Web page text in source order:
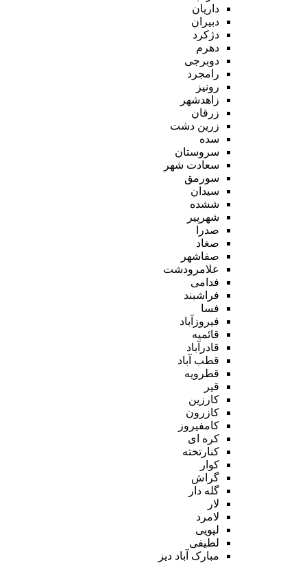
داریان
دبیران
دژکرد
دهرم
دوبرجی
رامجرد
رونیز
زاهدشهر
زرقان
زرین دشت
سده
سروستان
سعادت شهر
سورمق
سیدان
ششده
شهرپیر
صدرا
صغاد
صفاشهر
علامرودشت
فدامی
فراشبند
فسا
فیروزآباد
قائمیه
قادرآباد
قطب آباد
قطرویه
قیر
کارزین
کازرون
کامفیروز
کره ای
کنارتخته
کوار
گراش
گله دار
لار
لامرد
لپویی
لطیفی
مبارک آباد دیز